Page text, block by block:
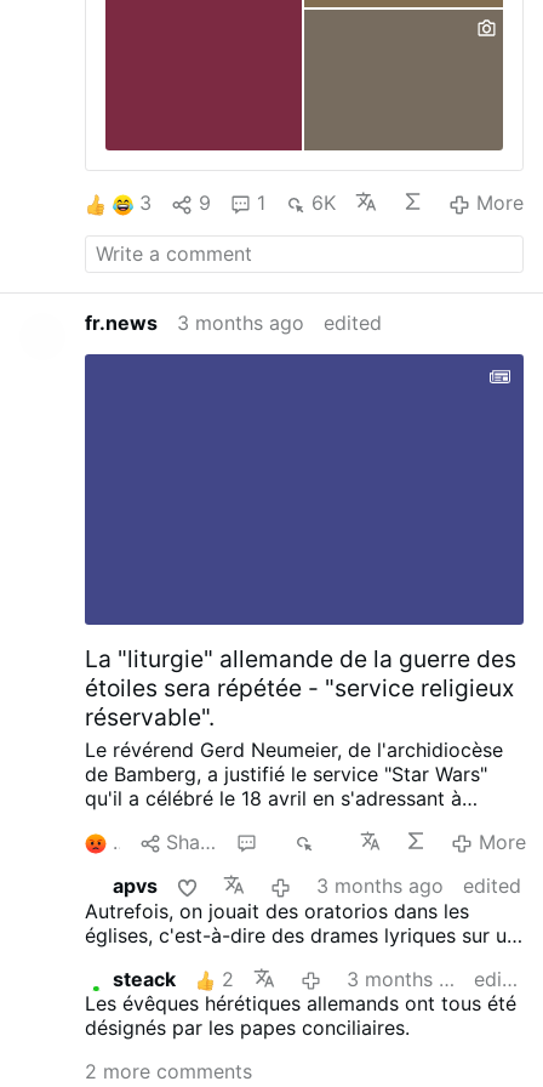
3 9 1 6K More
fr.news 3 months ago edited
La "liturgie" allemande de la guerre des
étoiles sera répétée - "service religieux
réservable".
Le révérend Gerd Neumeier, de l'archidiocèse
de Bamberg, a justifié le service "Star Wars"
qu'il a célébré le 18 avril en s'adressant à
s'agissait pas d'une eucharistie, mais d'une
liturgie de la parole.
"diverse", a-t-il déclaré : Lorsque les gens
entendent le mot "service religieux", la plupart
d'entre eux l'associent à la même messe,
encore et encore, surtout lorsqu'il s'agit d'un
prêtre. L'événement a débuté par un duel au
sabre laser entre Dark Vador et un chevalier
Jedi. Ont suivi le Kyrie, une première lecture, le
Psaume 27, l'Alléluia et le récit des tentations
1 Share
More
apvs
3 months ago
edited
Autrefois, on jouait des oratorios dans les
églises, c'est-à-dire des drames lyriques sur un
Le théâtre spirituel n'est donc pas une
mauvaise chose en soi, s'il porte un vrai
message ; et le désir d'assister à un tel
avoir tourné le dos à toutes les inspirations
steack 2 3 months ago
edited
Les évêques hérétiques allemands ont tous été
désignés par les papes conciliaires.
2 more comments